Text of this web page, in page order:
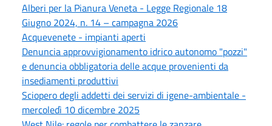
Alberi per la Pianura Veneta - Legge Regionale 18
Giugno 2024, n. 14 – campagna 2026
Acquevenete - impianti aperti
Denuncia approvvigionamento idrico autonomo "pozzi"
e denuncia obbligatoria delle acque provenienti da
insediamenti produttivi
Sciopero degli addetti dei servizi di igene-ambientale -
mercoledì 10 dicembre 2025